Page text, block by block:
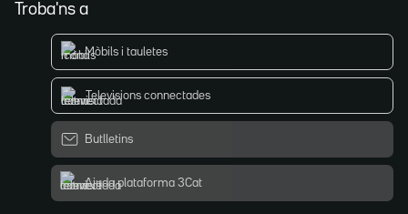
Troba'ns a
Mòbils i tauletes
Televisions connectades
Butlletins
Ajuda plataforma 3Cat